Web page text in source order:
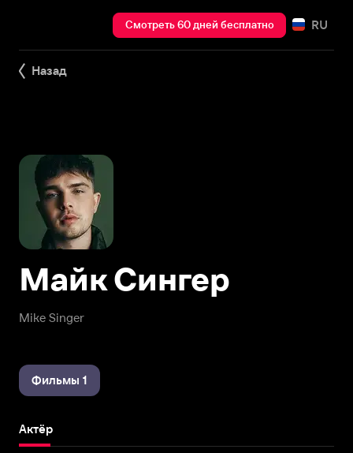
Смотреть 60 дней бесплатно RU
Назад
Mike Singer
Майк Сингер
Фильмы 1
Актёр